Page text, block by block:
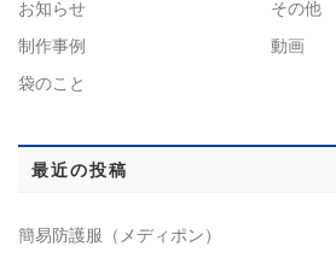
お知らせ
その他
制作事例
動画
袋のこと
最近の投稿
簡易防護服（メディポン）